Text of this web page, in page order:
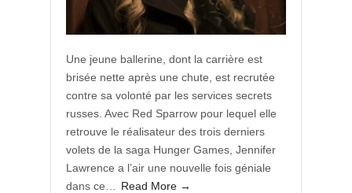
Une jeune ballerine, dont la carrière est
brisée nette après une chute, est recrutée
contre sa volonté par les services secrets
russes. Avec Red Sparrow pour lequel elle
retrouve le réalisateur des trois derniers
volets de la saga Hunger Games, Jennifer
Lawrence a l’air une nouvelle fois géniale
dans ce…
Read More →